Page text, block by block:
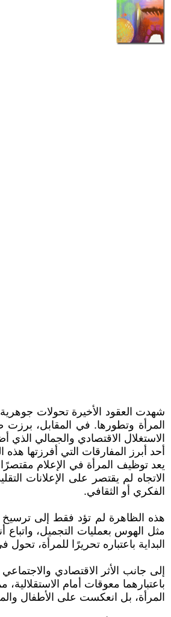
شهدت العقود الأخيرة تحولات جوهرية
المرأة وتطورها. في المقابل،
الاستغلال الاقتصادي والجمالي
أحد أبرز المفارقات التي أفرزتها
يعد توظيف المرأة في الإعلام
الاتجاه لم يقتصر على الإعلانات
الفكري أو الثقافي.
هذه الظاهرة لم تؤد فقط إلى ترسيخ
مثل الهوس بعمليات التجميل،
البداية باعتباره تحريرًا للمرأة،
إلى جانب الأثر الاقتصادي
باعتبارهما معوقات أمام
المرأة، بل انعكست على الأطفال